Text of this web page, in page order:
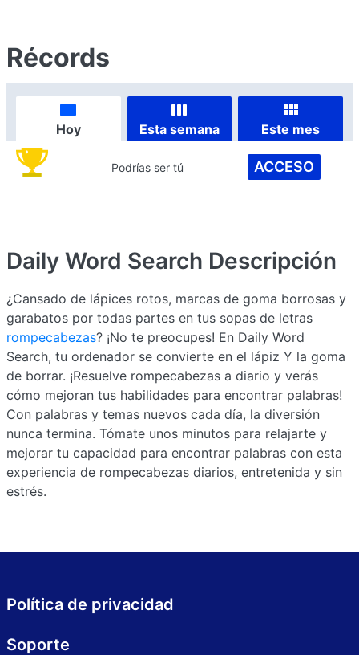
Récords
Hoy Esta semana Este mes
Podrías ser tú ACCESO
Daily Word Search Descripción
¿Cansado de lápices rotos, marcas de goma borrosas y
garabatos por todas partes en tus sopas de letras
rompecabezas? ¡No te preocupes! En Daily Word
Search, tu ordenador se convierte en el lápiz Y la goma
de borrar. ¡Resuelve rompecabezas a diario y verás
cómo mejoran tus habilidades para encontrar palabras!
Con palabras y temas nuevos cada día, la diversión
nunca termina. Tómate unos minutos para relajarte y
mejorar tu capacidad para encontrar palabras con esta
experiencia de rompecabezas diarios, entretenida y sin
estrés.
Política de privacidad
Soporte